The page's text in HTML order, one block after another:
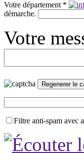
Votre département *
démarche.
Votre
Filtre anti-spam avec